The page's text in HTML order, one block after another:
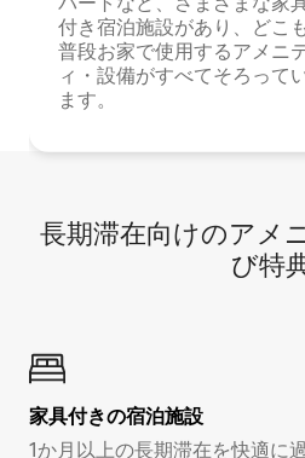
付き宿泊施設があり、どこ
普段お家で使用するアメニ
ィ・設備がすべてそろって
ます。
長期滞在向け⁠のア⁠メ⁠
び特⁠
家具付き⁠の宿⁠泊⁠施⁠設
1か月以上の長期滞在を快適に